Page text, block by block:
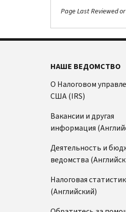
Page Last Reviewed
НАШЕ ВЕДОМСТВО
О Налоговом
США (IRS)
Вакансии и другая
информация
Деятельность и
ведомства
Налоговая
(Английский)